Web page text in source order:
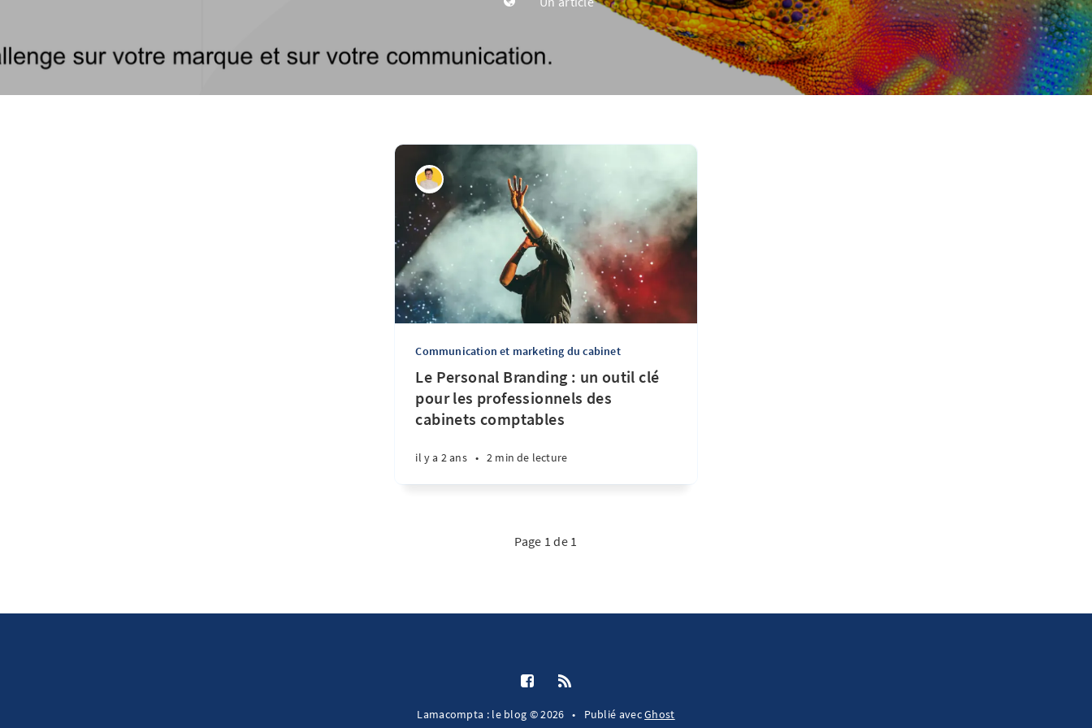
Communication et marketing du cabinet
Le Personal Branding : un outil clé
pour les professionnels des
cabinets comptables
il y a 2 ans • 2 min de lecture
Page 1 de 1
Lamacompta : le blog © 2026 • Publié avecGhost